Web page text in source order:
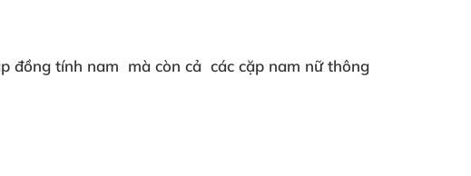
đồng tính nam mà còn cả các cặp nam nữ thông